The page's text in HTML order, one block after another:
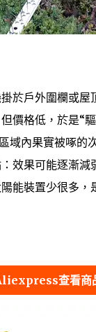
於戶外圍欄或屋
價格低，於是“
域內果實被啄的
效果可能逐漸減
能裝置少很多，
查看商